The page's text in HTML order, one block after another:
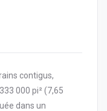
contigus,
000 pi² (7,65
dans un